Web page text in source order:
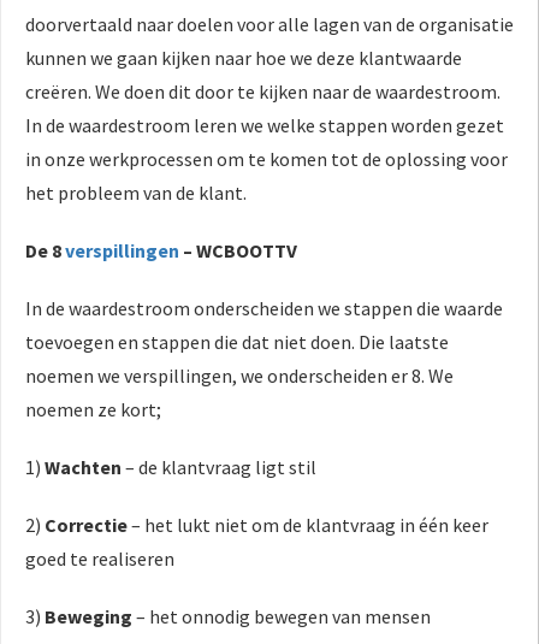
doorvertaald naar doelen voor alle lagen van de organisatie
kunnen we gaan kijken naar hoe we deze klantwaarde
creëren. We doen dit door te kijken naar de waardestroom.
In de waardestroom leren we welke stappen worden gezet
in onze werkprocessen om te komen tot de oplossing voor
het probleem van de klant.
De 8verspillingen – WCBOOTTV
In de waardestroom onderscheiden we stappen die waarde
toevoegen en stappen die dat niet doen. Die laatste
noemen we verspillingen, we onderscheiden er 8. We
noemen ze kort;
1) Wachten – de klantvraag ligt stil
2) Correctie– het lukt niet om de klantvraag in één keer
goed te realiseren
3) Beweging – het onnodig bewegen van mensen